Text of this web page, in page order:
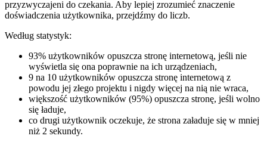
przyzwyczajeni do czekania. Aby lepiej zrozumieć znaczenie
doświadczenia użytkownika, przejdźmy do liczb.
Według statystyk:
93% użytkowników opuszcza stronę internetową, jeśli nie
wyświetla się ona poprawnie na ich urządzeniach,
9 na 10 użytkowników opuszcza stronę internetową z
powodu jej złego projektu i nigdy więcej na nią nie wraca,
większość użytkowników (95%) opuszcza stronę, jeśli wolno
się ładuje,
co drugi użytkownik oczekuje, że strona załaduje się w mniej
niż 2 sekundy.